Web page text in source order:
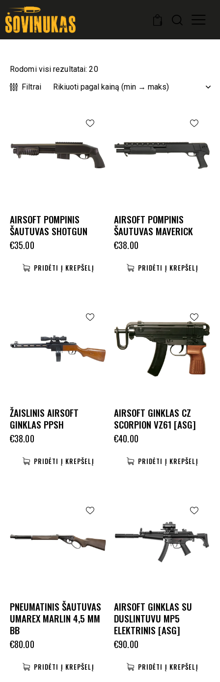
Rodomi visi rezultatai: 20
Filtrai
AIRSOFT POMPINIS
ŠAUTUVAS SHOTGUN
€35.00
PRIDĖTI Į KREPŠELĮ
AIRSOFT POMPINIS
ŠAUTUVAS MAVERICK
€38.00
PRIDĖTI Į KREPŠELĮ
ŽAISLINIS AIRSOFT
GINKLAS PPSH
€38.00
PRIDĖTI Į KREPŠELĮ
AIRSOFT GINKLAS CZ
SCORPION VZ61 [ASG]
€40.00
PRIDĖTI Į KREPŠELĮ
PNEUMATINIS ŠAUTUVAS
UMAREX MARLIN 4,5 MM
BB
€80.00
PRIDĖTI Į KREPŠELĮ
AIRSOFT GINKLAS SU
DUSLINTUVU MP5
ELEKTRINIS [ASG]
€90.00
PRIDĖTI Į KREPŠELĮ